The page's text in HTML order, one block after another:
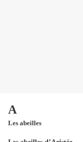
A
Les abeilles